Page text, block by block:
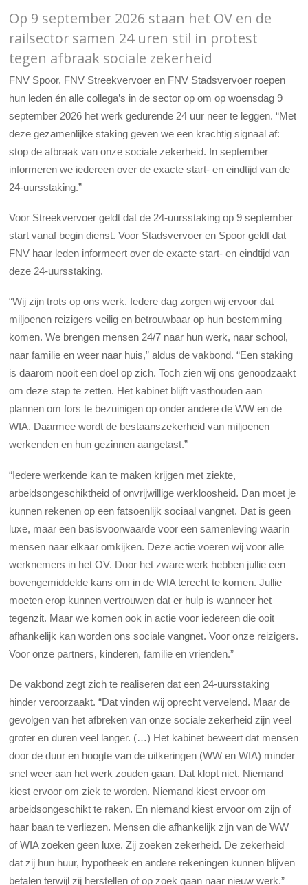
Op 9 september 2026 staan het OV en de
railsector samen 24 uren stil in protest
tegen afbraak sociale zekerheid
FNV Spoor, FNV Streekvervoer en FNV Stadsvervoer roepen
hun leden én alle collega’s in de sector op om op woensdag 9
september 2026 het werk gedurende 24 uur neer te leggen. “Met
deze gezamenlijke staking geven we een krachtig signaal af:
stop de afbraak van onze sociale zekerheid. In september
informeren we iedereen over de exacte start- en eindtijd van de
24-uursstaking.”
Voor Streekvervoer geldt dat de 24-uursstaking op 9 september
start vanaf begin dienst. Voor Stadsvervoer en Spoor geldt dat
FNV haar leden informeert over de exacte start- en eindtijd van
deze 24-uursstaking.
“Wij zijn trots op ons werk. Iedere dag zorgen wij ervoor dat
miljoenen reizigers veilig en betrouwbaar op hun bestemming
komen. We brengen mensen 24/7 naar hun werk, naar school,
naar familie en weer naar huis,” aldus de vakbond. “Een staking
is daarom nooit een doel op zich. Toch zien wij ons genoodzaakt
om deze stap te zetten. Het kabinet blijft vasthouden aan
plannen om fors te bezuinigen op onder andere de WW en de
WIA. Daarmee wordt de bestaanszekerheid van miljoenen
werkenden en hun gezinnen aangetast.”
“Iedere werkende kan te maken krijgen met ziekte,
arbeidsongeschiktheid of onvrijwillige werkloosheid. Dan moet je
kunnen rekenen op een fatsoenlijk sociaal vangnet. Dat is geen
luxe, maar een basisvoorwaarde voor een samenleving waarin
mensen naar elkaar omkijken. Deze actie voeren wij voor alle
werknemers in het OV. Door het zware werk hebben jullie een
bovengemiddelde kans om in de WIA terecht te komen. Jullie
moeten erop kunnen vertrouwen dat er hulp is wanneer het
tegenzit. Maar we komen ook in actie voor iedereen die ooit
afhankelijk kan worden ons sociale vangnet. Voor onze reizigers.
Voor onze partners, kinderen, familie en vrienden.”
De vakbond zegt zich te realiseren dat een 24-uursstaking
hinder veroorzaakt. “Dat vinden wij oprecht vervelend. Maar de
gevolgen van het afbreken van onze sociale zekerheid zijn veel
groter en duren veel langer. (…) Het kabinet beweert dat mensen
door de duur en hoogte van de uitkeringen (WW en WIA) minder
snel weer aan het werk zouden gaan. Dat klopt niet. Niemand
kiest ervoor om ziek te worden. Niemand kiest ervoor om
arbeidsongeschikt te raken. En niemand kiest ervoor om zijn of
haar baan te verliezen. Mensen die afhankelijk zijn van de WW
of WIA zoeken geen luxe. Zij zoeken zekerheid. De zekerheid
dat zij hun huur, hypotheek en andere rekeningen kunnen blijven
betalen terwijl zij herstellen of op zoek gaan naar nieuw werk.”